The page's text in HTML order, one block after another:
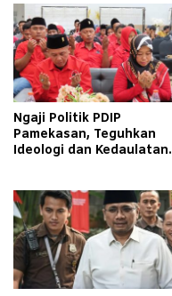
Ngaji Politik PDIP
Pamekasan, Teguhkan
Ideologi dan Kedaulatan